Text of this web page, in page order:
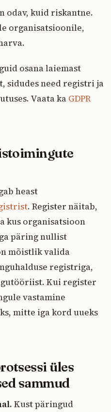
odav, kuid riskantne.
organisatsioonile,
osana laiemast
sidudes need registri ja
Vaata ka GDPR
heast
. Register näitab,
kus organisatsioon
päring nullist
mõistlik valida
registriga,
Kui register
vastamine
mitte iga kord uueks
üles
sammud
Kust päringud